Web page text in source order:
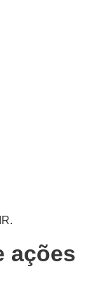
ações